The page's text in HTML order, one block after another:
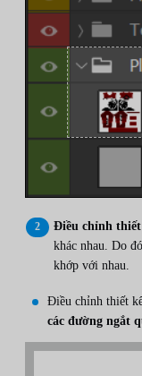
Điều chỉnh
khác nhau. Do
khớp với nhau.
Điều chỉnh thiết
các đường ngắt